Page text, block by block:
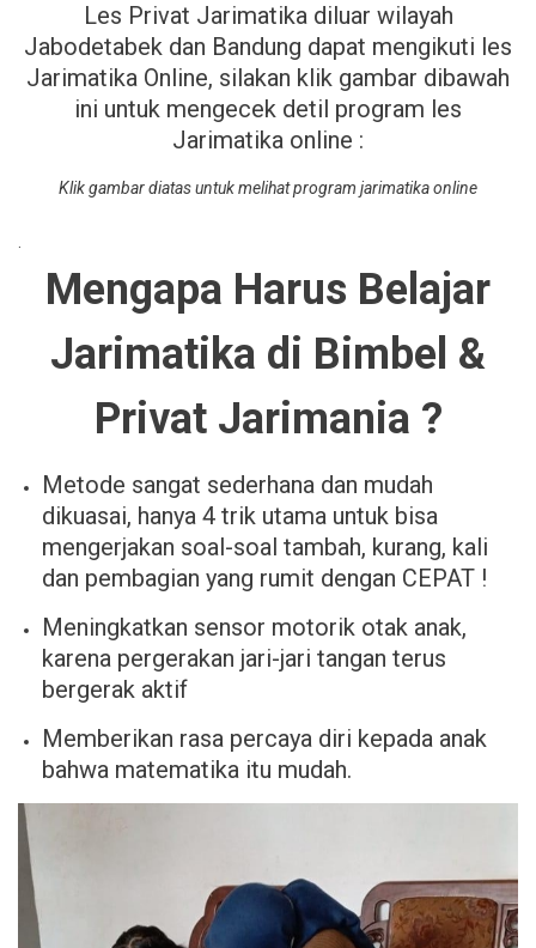
Les Privat Jarimatika diluar wilayah
Jabodetabek dan Bandung dapat mengikuti les
Jarimatika Online, silakan klik gambar dibawah
ini untuk mengecek detil program les
Jarimatika online :
Klik gambar diatas untuk melihat program jarimatika online
Mengapa Harus Belajar
Jarimatika di Bimbel &
Privat Jarimania ?
Metode sangat sederhana dan mudah
dikuasai, hanya 4 trik utama untuk bisa
mengerjakan soal-soal tambah, kurang, kali
dan pembagian yang rumit dengan CEPAT !
Meningkatkan sensor motorik otak anak,
karena pergerakan jari-jari tangan terus
bergerak aktif
Memberikan rasa percaya diri kepada anak
bahwa matematika itu mudah.